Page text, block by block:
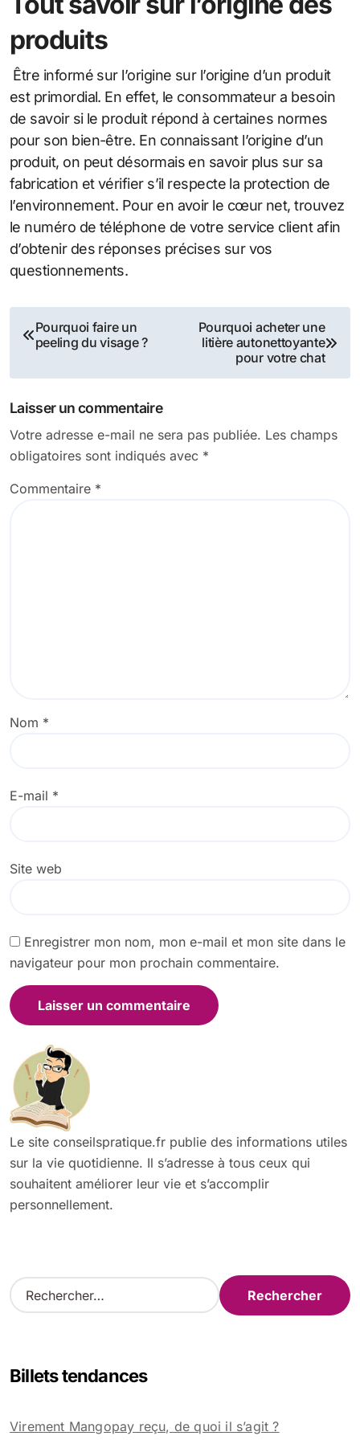
produits
Être informé sur l’origine sur l’origine d’un produit
est primordial. En effet, le consommateur a besoin
de savoir si le produit répond à certaines normes
pour son bien-être. En connaissant l’origine d’un
produit, on peut désormais en savoir plus sur sa
fabrication et vérifier s’il respecte la protection de
l’environnement. Pour en avoir le cœur net, trouvez
le numéro de téléphone de votre service client afin
d’obtenir des réponses précises sur vos
questionnements.
Navigation
de
l’article
Pourquoi faire un
peeling du visage ?
Pourquoi acheter une
litière autonettoyante
pour votre chat
Laisser un commentaire
Votre adresse e-mail ne sera pas publiée. Les champs
obligatoires sont indiqués avec *
Commentaire *
Nom *
E-mail *
Site web
Enregistrer mon nom, mon e-mail et mon site dans le
navigateur pour mon prochain commentaire.
Le site conseilspratique.fr publie des informations utiles
sur la vie quotidienne. Il s’adresse à tous ceux qui
souhaitent améliorer leur vie et s’accomplir
personnellement.
R
e
r
e
Billets tendances
Virement Mangopay reçu, de quoi il s’agit ?